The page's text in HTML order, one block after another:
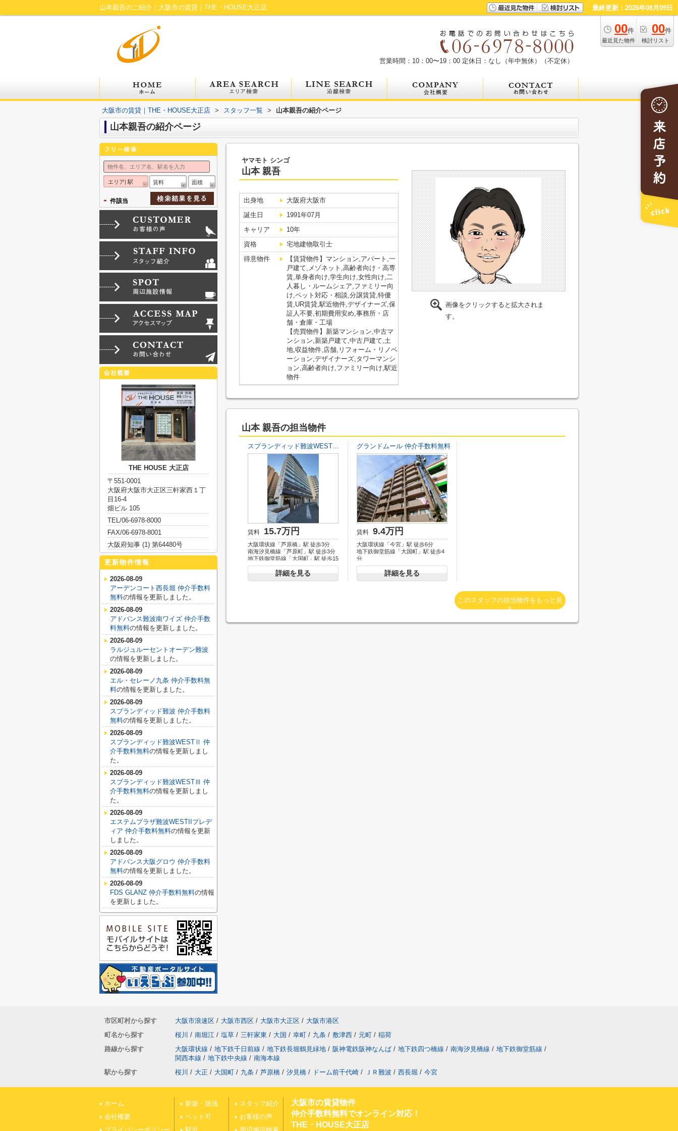
山本親吾のご紹介｜大阪市の賃貸｜THE・HOUSE大正店 最終更新：2026年08月09日
00件
最近見た物件
00件
検討リスト
営業時間：10：00〜19：00 定休日：なし（年中無休）（不定休）
大阪市の賃貸｜THE・HOUSE大正店 > スタッフ一覧 > 山本親吾の紹介ページ
山本親吾の紹介ページ
ヤマモト シンゴ
山本 親吾
出身地
大阪府大阪市
誕生日
1991年07月
キャリア
10年
資格
宅地建物取引士
得意物件
【賃貸物件】マンション,アパート,一
戸建て,メゾネット,高齢者向け・高専
賃,単身者向け,学生向け,女性向け,二
人暮し・ルームシェア,ファミリー向
け,ペット対応・相談,分譲賃貸,特優
賃,UR賃貸,駅近物件,デザイナーズ,保
証人不要,初期費用安め,事務所・店
舗・倉庫・工場
【売買物件】新築マンション,中古マ
ンション,新築戸建て,中古戸建て,土
地,収益物件,店舗,リフォーム・リノベ
ーション,デザイナーズ,タワーマンシ
ョン,高齢者向け,ファミリー向け,駅近
物件
画像をクリックすると拡大されま
す。
山本 親吾の担当物件
スプランディッド難波WESTⅡ 仲介手数料無料
賃料 15.7万円
大阪環状線「芦原橋」駅 徒歩3分
南海汐見橋線「芦原町」駅 徒歩3分
地下鉄御堂筋線「大国町」駅 徒歩15
分
詳細を見る
グランドムール 仲介手数料無料
賃料 9.4万円
大阪環状線「今宮」駅 徒歩6分
地下鉄御堂筋線「大国町」駅 徒歩4
分
地下鉄御堂筋線「動物園前」駅 徒歩
詳細を見る
このスタッフの担当物件をもっと見
る
エリア| 駅 賃料 面積
- 件該当
THE HOUSE 大正店
〒551-0001
大阪府大阪市大正区三軒家西１丁
目16-4
畑ビル 105
TEL/06-6978-8000
FAX/06-6978-8001
大阪府知事 (1) 第64480号
更新物件情報
2026-08-09
アーデンコート西長堀 仲介手数料
無料の情報を更新しました。
2026-08-09
アドバンス難波南ワイズ 仲介手数
料無料の情報を更新しました。
2026-08-09
ラルジュルーセントオーデン難波
の情報を更新しました。
2026-08-09
エル・セレーノ九条 仲介手数料無
料の情報を更新しました。
2026-08-09
スプランディッド難波 仲介手数料
無料の情報を更新しました。
2026-08-09
スプランディッド難波WESTⅡ 仲
介手数料無料の情報を更新しまし
た。
2026-08-09
スプランディッド難波WESTⅢ 仲
介手数料無料の情報を更新しまし
た。
2026-08-09
エステムプラザ難波WESTIIプレデ
ィア 仲介手数料無料の情報を更新
しました。
2026-08-09
アドバンス大阪グロウ 仲介手数料
無料の情報を更新しました。
2026-08-09
FDS GLANZ 仲介手数料無料の情報
を更新しました。
市区町村から探す 大阪市浪速区 / 大阪市西区 / 大阪市大正区 / 大阪市港区
町名から探す
桜川 / 南堀江 / 塩草 / 三軒家東 / 大国 / 幸町 / 九条 / 敷津西 / 元町 / 稲荷
路線から探す
大阪環状線 / 地下鉄千日前線 / 地下鉄長堀鶴見緑地 / 阪神電鉄阪神なんば / 地下鉄四つ橋線 / 南海汐見橋線 / 地下鉄御堂筋線 /
関西本線 / 地下鉄中央線 / 南海本線
駅から探す
桜川 / 大正 / 大国町 / 九条 / 芦原橋 / 汐見橋 / ドーム前千代崎 / ＪＲ難波 / 西長堀 / 今宮
ホーム
会社概要
新築・築浅
ペット可
スタッフ紹介
お客様の声
大阪市の賃貸物件
仲介手数料無料でオンライン対応！
THE・HOUSE大正店